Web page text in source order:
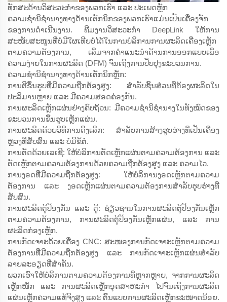
ທັກສະດ້ານວິສະວະກຳຂອງພວກເຮົາ ແລະ ປະເພດຫຼັກ
ຄວາມຊຳນິຊຳນາງທາງດ້ານເຕັກນິກຂອງພວກເຮົາແມ່ນເປັນເຄື່ອງຈັກ
ຂອງການດຳເນີນງານ. ທີມງານວິສະວະກຳ DeepLink ໃຫ້ການ
ສະໜັບສະໜູນທີ່ບໍ່ມີໃຜເທີຍບໍ່ໄດ້ໃນການບໍລິການການຜະລິດເຄື່ອງເຫຼັກ
ຕາມຄວາມຕ້ອງການ, ເລີ່ມຈາກຄຳແນະນຳດ້ານການອອກແບບເພື່ອ
ຄວາມງ່າຍໃນການຜະລິດ (DFM) ຈົນເຖິງການປັບປຸງຂະບວນການ.
ຄວາມຊຳນິຊຳນາງທາງດ້ານເຕັກນິກຫຼັກ:
ການຕີຂຶ້ນຮູບທີ່ມີຄວາມຖືກຕ້ອງສູງ: ສຳລັບຊິ້ນສ່ວນທີ່ຕ້ອງຜະລິດໃນ
ປະລິມານຫຼາຍ ແລະ ມີຄວາມສອດຄ່ອງກັນ.
ການຜະລິດເຫຼັກແຜ່ນຢ່າງຄົບຖ້ວນ: ມີຄວາມຊຳນິຊຳນາງໃນທັງໝົດຂອງ
ຂະບວນການຂຶ້ນຮູບເຫຼັກແຜ່ນ.
ການຜະລິດດ້ວຍວິທີການດຶງເລິກ: ສຳລັບການສ້າງຮູບຮ່າງທີ່ເປັນເຄື່ອງ
ຫຼວງທີ່ສັບສົນ ແລະ ບໍ່ມີຂໍ້ຕໍ່.
ການຕັດດ້ວຍເລເຊີ: ໃຫ້ບໍລິການຕັດເຫຼັກແຜ່ນຕາມຄວາມຕ້ອງການ ແລະ
ຕັດເຫຼັກຕາມຄວາມຕ້ອງການດ້ວຍຄວາມຖືກຕ້ອງສູງ ແລະ ຄວາມໄວ.
ການງອດທີ່ມີຄວາມຖືກຕ້ອງສູງ: ໃຫ້ບໍລິການງອດເຫຼັກຕາມຄວາມ
ຕ້ອງການ ແລະ ງອດເຫຼັກແຜ່ນຕາມຄວາມຕ້ອງການສຳລັບຮູບຮ່າງທີ່
ສັບສົນ.
ການຜະລິດຕູ້ປ້ອງກັນ ແລະ ຕູ້: ຊ່ຽວຊານໃນການຜະລິດຕູ້ປ້ອງກັນເຫຼັກ
ຕາມຄວາມຕ້ອງການ, ການຜະລິດຕູ້ປ້ອງກັນເຫຼັກແຜ່ນ, ແລະ ການ
ຜະລິດກ່ອງເຫຼັກ.
ການກັດເຈາະດ້ວຍເຄື່ອງ CNC: ສະໜອງການກັດເຈາະເຫຼັກຕາມຄວາມ
ຕ້ອງການທີ່ມີຄວາມຖືກຕ້ອງສູງ ແລະ ການກັດເຈາະເຫຼັກແຜ່ນສຳລັບ
ລາຍລະອຽດທີ່ສຳຄັນ.
ພວກເຮົາໃຫ້ບໍລິການຕາມຄວາມຕ້ອງການທີ່ຫຼາກຫຼາຍ, ຈາກການຜະລິດ
ເຫຼັກໜັກ ແລະ ການຜະລິດເຫຼັກອຸດສາຫະກຳ ໄປຈົນເຖິງການຜະລິດ
ແຜ່ນເຫຼັກຄວາມແທ້ຈິງສູງ ແລະ ຕົ້ນແບບການຜະລິດເຫຼັກຂະໜາດນ້ອຍ.